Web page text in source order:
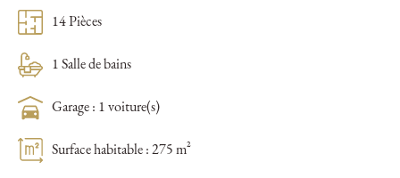
14 Pièces
1 Salle de bains
Garage : 1 voiture(s)
Surface habitable : 275 m²